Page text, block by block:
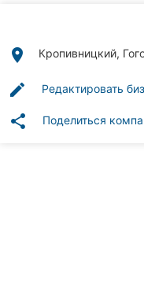
рубрики
place Кропивницкий,
edit Редактировать
share Поделиться